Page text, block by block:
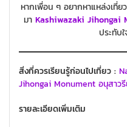
หากเพื่อน ๆ อยากหาแหล่งเที่
มา Kashiwazaki Jihongai
ประทับ
สิ่งที่ควรเรียนรู้ก่อนไปเที่ยว :
Jihongai Monument อนุสาว
รายละเอียดเพิ่มเติม